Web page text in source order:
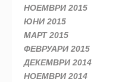
НОЕМВРИ 2015
ЮНИ 2015
МАРТ 2015
ФЕВРУАРИ 2015
ДЕКЕМВРИ 2014
НОЕМВРИ 2014